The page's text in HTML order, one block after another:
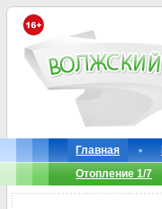
Главная
Отопление 1/7